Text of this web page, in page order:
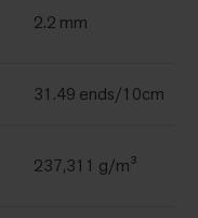
2.2 mm
31.49 ends/10cm
237,311 g/m³